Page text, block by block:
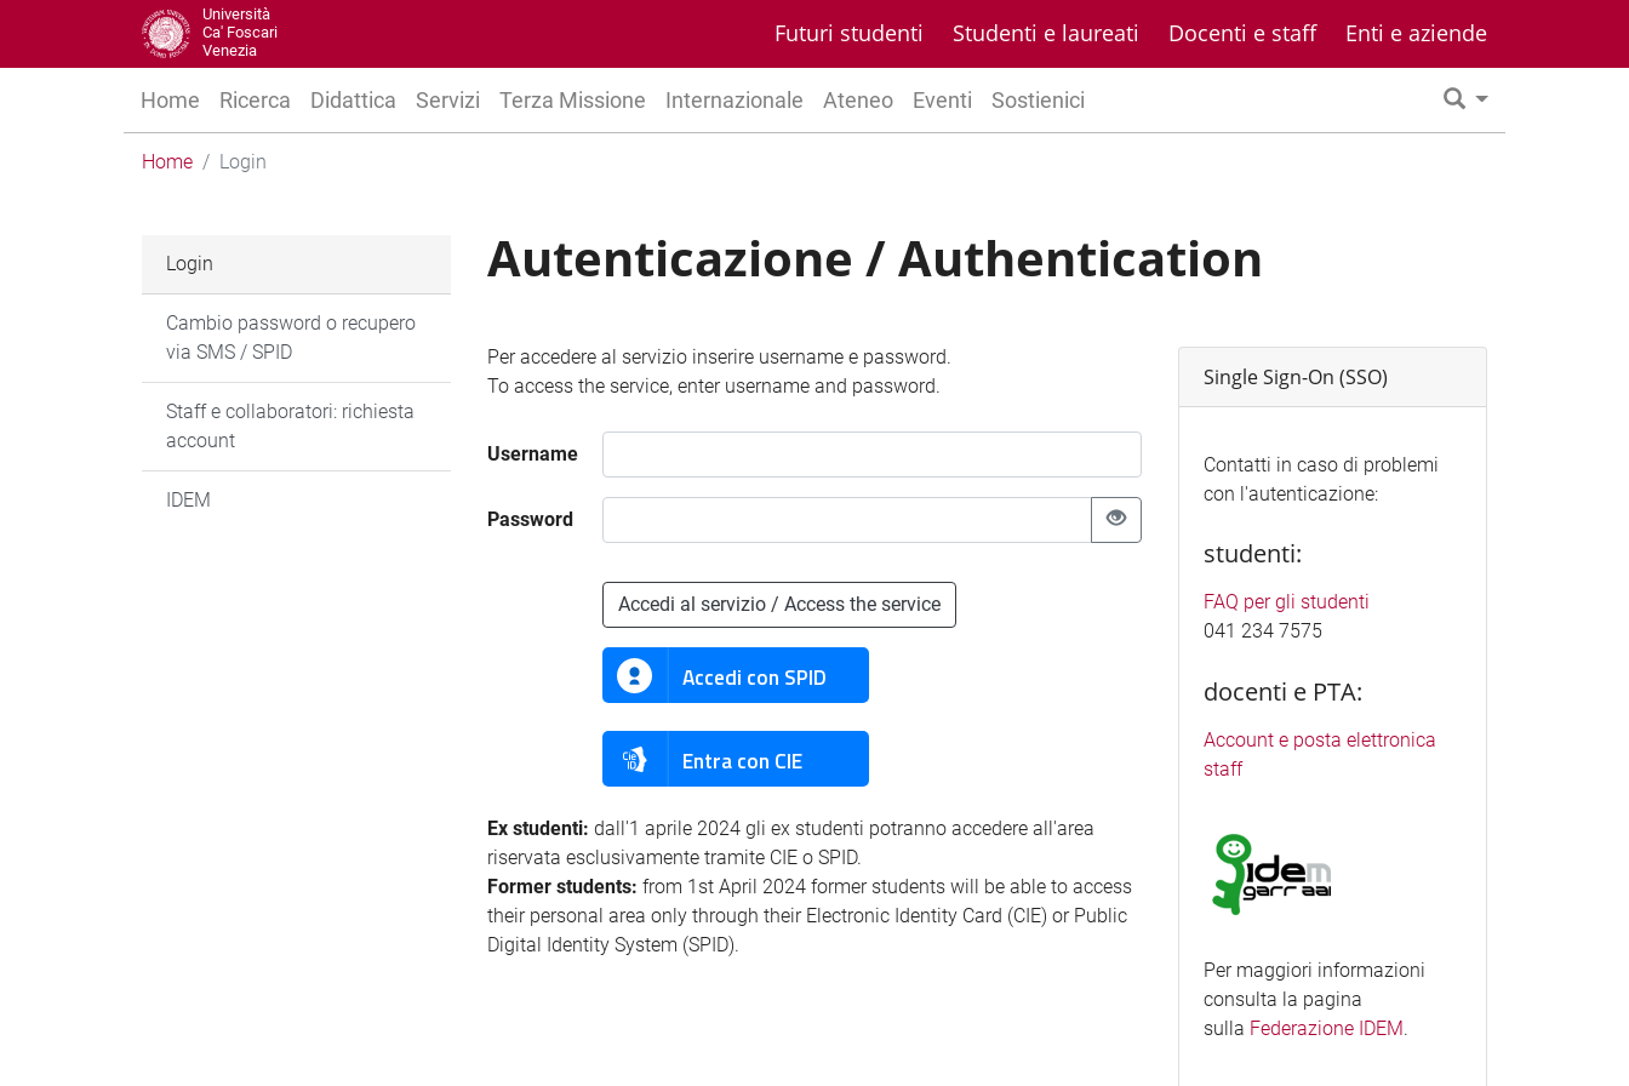
Università
Ca' Foscari
Venezia
Futuri studenti Studenti e laureati Docenti e staff Enti e aziende
Home Ricerca Didattica Servizi Terza Missione Internazionale Ateneo Eventi Sostienici
Home Login
Autenticazione / Authentication
Per accedere al servizio inserire username e password.
To access the service, enter username and password.
Username
Password
Accedi al servizio / Access the service
Accedi con SPID
Entra con CIE
Ex studenti: dall'1 aprile 2024 gli ex studenti potranno accedere all'area
riservata esclusivamente tramite CIE o SPID.
Former students: from 1st April 2024 former students will be able to access
their personal area only through their Electronic Identity Card (CIE) or Public
Digital Identity System (SPID).
Single Sign-On (SSO)
Contatti in caso di problemi
con l'autenticazione:
studenti:
FAQ per gli studenti
041 234 7575
docenti e PTA:
Account e posta elettronica
staff
Per maggiori informazioni
consulta la pagina
sulla Federazione IDEM.
Login
Cambio password o recupero
via SMS / SPID
Staff e collaboratori: richiesta
account
IDEM